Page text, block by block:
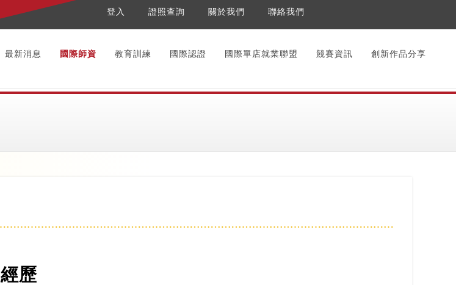
登入 證照查詢 關於我們 聯絡我們
最新消息 國際師資 教育訓練 國際認證 國際單店就業聯盟 競賽資訊 創新作品分享
經歷